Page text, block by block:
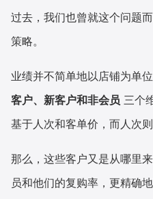
过去，我们也曾就这个问题
策略。
业绩并不简单地以店铺为单
客户、新客户和非会员 三个
基于人次和客单价，而人次
那么，这些客户又是从哪里
员和他们的复购率，更精